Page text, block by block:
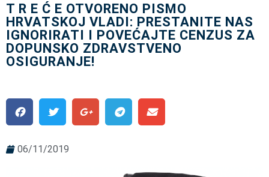
T R E Ć E OTVORENO PISMO
HRVATSKOJ VLADI: PRESTANITE NAS
IGNORIRATI I POVEĆAJTE CENZUS ZA
DOPUNSKO ZDRAVSTVENO
OSIGURANJE!
06/11/2019